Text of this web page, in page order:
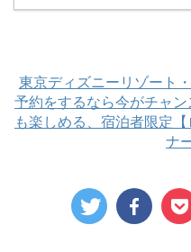
東京ディズニーリゾート
予約をするなら今がチャ
も楽しめる、宿泊者限定
ナ